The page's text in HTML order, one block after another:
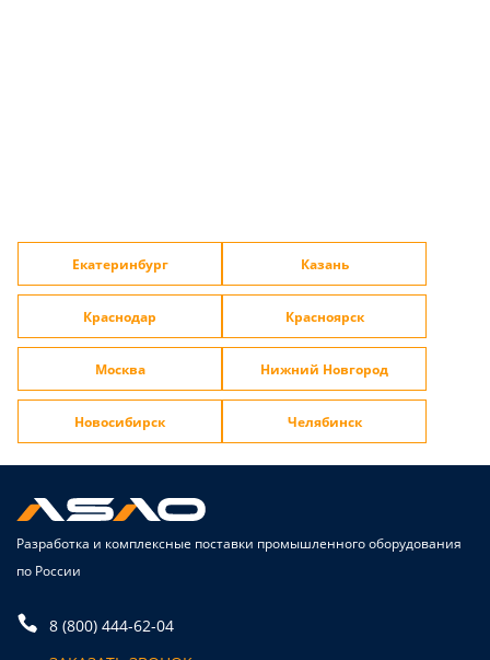
Екатеринбург Казань
Краснодар Красноярск
Москва Нижний Новгород
Новосибирск Челябинск
Разработка и комплексные поставки промышленного оборудования
по России
8 (800) 444-62-04